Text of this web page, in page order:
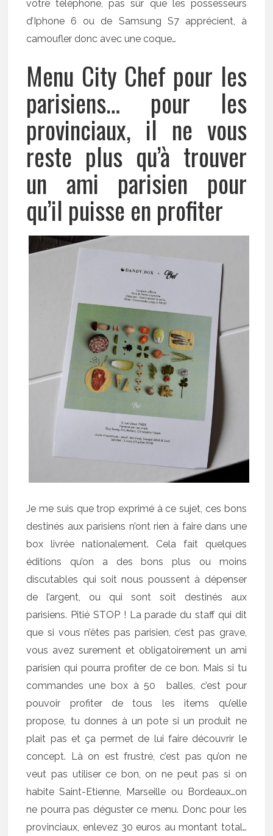
votre téléphone, pas sûr que les possesseurs
d’Iphone 6 ou de Samsung S7 apprécient, à
camoufler donc avec une coque…
Menu City Chef pour les
parisiens… pour les
provinciaux, il ne vous
reste plus qu’à trouver
un ami parisien pour
qu’il puisse en profiter
Je me suis que trop exprimé à ce sujet, ces bons
destinés aux parisiens n’ont rien à faire dans une
box livrée nationalement. Cela fait quelques
éditions qu’on a des bons plus ou moins
discutables qui soit nous poussent à dépenser
de l’argent, ou qui sont soit destinés aux
parisiens. Pitié STOP ! La parade du staff qui dit
que si vous n’êtes pas parisien, c’est pas grave,
vous avez surement et obligatoirement un ami
parisien qui pourra profiter de ce bon. Mais si tu
commandes une box à 50 balles, c’est pour
pouvoir profiter de tous les items qu’elle
propose, tu donnes à un pote si un produit ne
plait pas et ça permet de lui faire découvrir le
concept. Là on est frustré, c’est pas qu’on ne
veut pas utiliser ce bon, on ne peut pas si on
habite Saint-Etienne, Marseille ou Bordeaux…on
ne pourra pas déguster ce menu. Donc pour les
provinciaux, enlevez 30 euros au montant total…